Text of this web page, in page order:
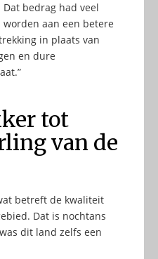
bedrag had veel
aan een betere
in plaats van
en dure
tot
van de
betreft de kwaliteit
Dat is nochtans
dit land zelfs een